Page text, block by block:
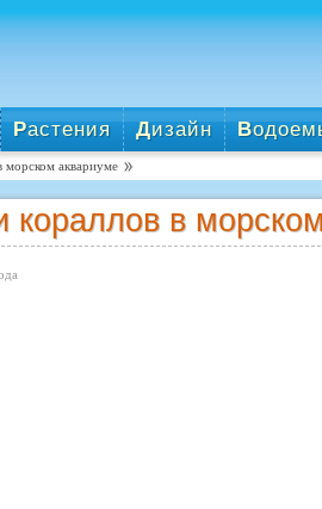
Растения Дизайн В
морском аквариуме
кораллов в